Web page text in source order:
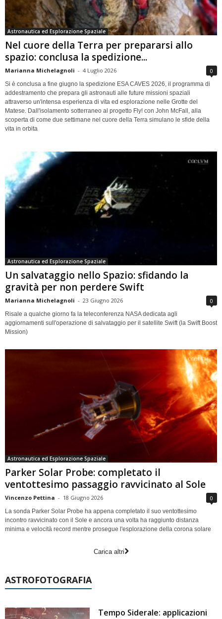
Astronautica ed Esplorazione Spaziale
Nel cuore della Terra per prepararsi allo
spazio: conclusa la spedizione...
Marianna Michelagnoli - 4 Luglio 2026 0
Si è conclusa a fine giugno la spedizione ESA CAVES 2026, il programma di
addestramento che prepara gli astronauti alle future missioni spaziali
attraverso un'intensa esperienza di vita ed esplorazione nelle Grotte del
Matese. Dall'isolamento sotterraneo al progetto Fly! con John McFall, alla
scoperta di come due settimane nel cuore della Terra simulano le sfide della
vita in orbita
Astronautica ed Esplorazione Spaziale
Un salvataggio nello Spazio: sfidando la
gravità per non perdere Swift
Marianna Michelagnoli - 23 Giugno 2026 0
Risale a qualche giorno fa la teleconferenza NASA dedicata agli
aggiornamenti sull'operazione di salvataggio per il satellite Swift (la Swift Boost
Mission)
Astronautica ed Esplorazione Spaziale
Parker Solar Probe: completato il
ventottesimo passaggio ravvicinato al Sole
Vincenzo Pettina - 18 Giugno 2026 0
La sonda Parker Solar Probe ha appena completato il suo ventottesimo
incontro ravvicinato con il Sole e ancora una volta ha raggiunto distanza
minima e velocità record mentre prosegue l'esplorazione della corona solare
Carica altri
ASTROFOTOGRAFIA
Tempo Siderale: applicazioni